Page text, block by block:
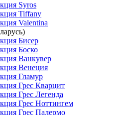
Syros
Tiffany
Valentina
Бисер
Боско
Ванкувер
Венеция
Гламур
Грес Кварцит
Грес Легенда
Грес Ноттингем
Грес Палермо